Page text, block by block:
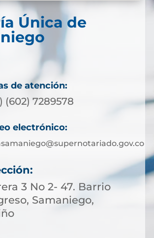
Única de
de atención:
(602) 7289578
electrónico:
3 No 2- 47. Barrio
Samaniego,